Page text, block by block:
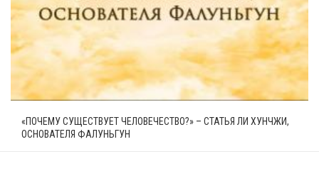
«ПОЧЕМУ СУЩЕСТВУЕТ ЧЕЛОВЕЧЕСТВО?» – СТАТЬЯ ЛИ ХУНЧЖИ,
ОСНОВАТЕЛЯ ФАЛУНЬГУН